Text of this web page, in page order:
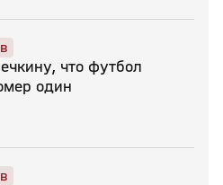
что футбол
один